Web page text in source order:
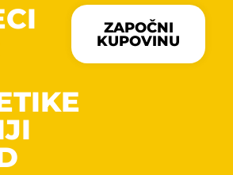
ZAPOČNI
KUPOVINU